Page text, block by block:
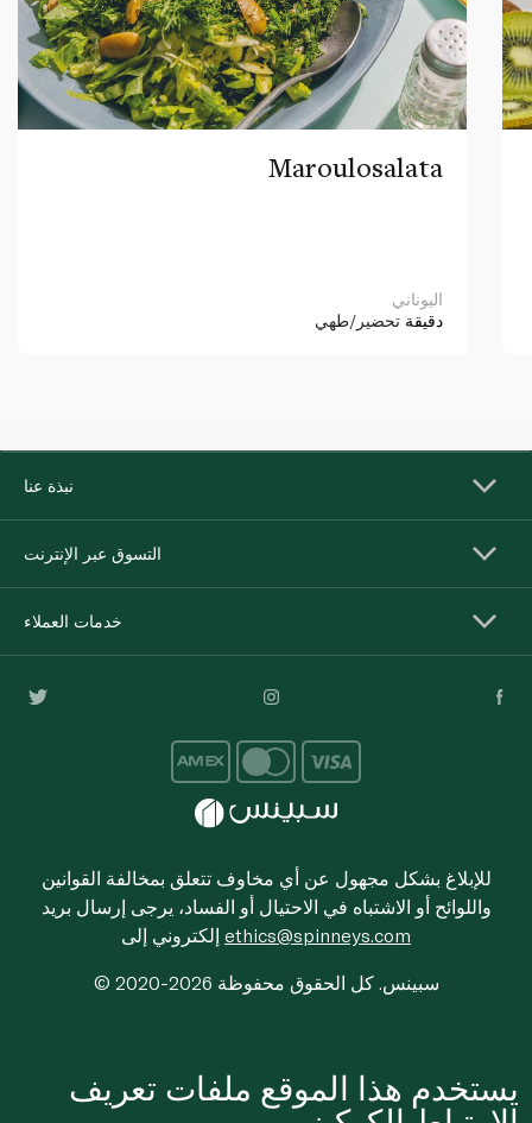
Maroulosalata
اليوناني
دقيقة تحضير/طهي
نبذة عنا
التسوق عبر الإنترنت
خدمات العملاء
للإبلاغ بشكل مجهول عن أي مخاوف تتعلق بمخالفة القوانين
واللوائح أو الاشتباه في الاحتيال أو الفساد، يرجى إرسال بريد
ethics@spinneys.com
© 2020-2026 سبينس. كل الحقوق محفوظة
يستخدم هذا الموقع ملفات تعريف